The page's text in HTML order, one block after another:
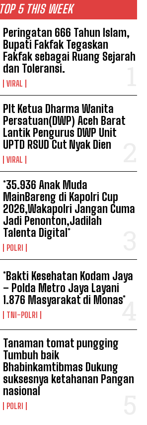
TOP 5 THIS WEEK
Peringatan 666 Tahun Islam,
Bupati Fakfak Tegaskan
Fakfak sebagai Ruang Sejarah
dan Toleransi.
VIRAL
Plt Ketua Dharma Wanita
Persatuan(DWP) Aceh Barat
Lantik Pengurus DWP Unit
UPTD RSUD Cut Nyak Dien
VIRAL
*35.936 Anak Muda
MainBareng di Kapolri Cup
2026,Wakapolri Jangan Cuma
Jadi Penonton,Jadilah
Talenta Digital*
POLRI
*Bakti Kesehatan Kodam Jaya
– Polda Metro Jaya Layani
1.876 Masyarakat di Monas*
TNI-POLRI
Tanaman tomat pungging
Tumbuh baik
Bhabinkamtibmas Dukung
suksesnya ketahanan Pangan
nasional
POLRI